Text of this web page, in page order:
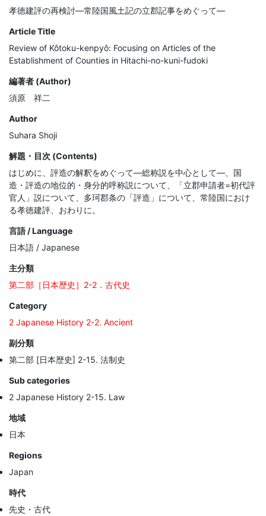
孝徳建評の再検討―常陸国風土記の立郡記事をめぐって―
Article Title
Review of Kôtoku-kenpyô: Focusing on Articles of the
Establishment of Counties in Hitachi-no-kuni-fudoki
編著者 (Author)
須原 祥二
Author
Suhara Shoji
解題・目次 (Contents)
はじめに、評造の解釈をめぐって―総称説を中心として―、国
造・評造の地位的・身分的呼称説について、「立郡申請者=初代評
官人」説について、多珂郡条の「評造」について、常陸国におけ
る孝徳建評、おわりに。
言語 / Language
日本語 / Japanese
主分類
第二部［日本歴史］2-2．古代史
Category
2 Japanese History 2-2. Ancient
副分類
第二部 [日本歴史] 2-15. 法制史
Sub categories
2 Japanese History 2-15. Law
地域
日本
Regions
Japan
時代
先史・古代